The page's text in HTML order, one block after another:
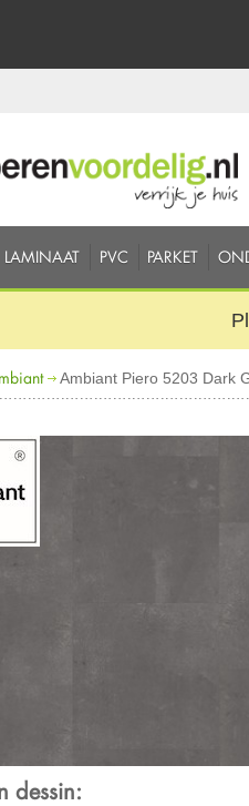
LAMINAAT PVC PARKET
Ambiant Piero 5203 Dark
dessin: